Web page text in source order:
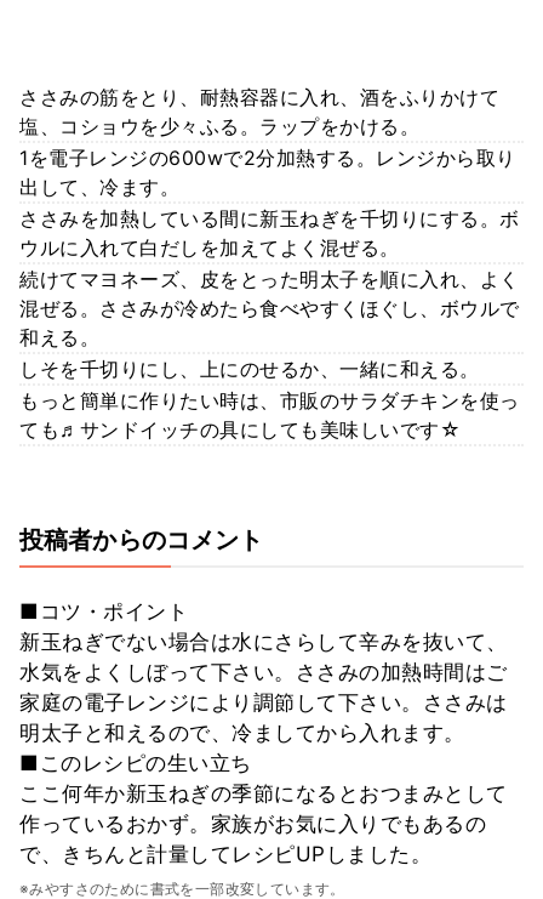
ささみの筋をとり、耐熱容器に入れ、酒をふりかけて
塩、コショウを少々ふる。ラップをかける。
1を電子レンジの600wで2分加熱する。レンジから取り
出して、冷ます。
ささみを加熱している間に新玉ねぎを千切りにする。ボ
ウルに入れて白だしを加えてよく混ぜる。
続けてマヨネーズ、皮をとった明太子を順に入れ、よく
混ぜる。ささみが冷めたら食べやすくほぐし、ボウルで
和える。
しそを千切りにし、上にのせるか、一緒に和える。
もっと簡単に作りたい時は、市販のサラダチキンを使っ
ても♬サンドイッチの具にしても美味しいです☆
投稿者からのコメント
■コツ・ポイント
新玉ねぎでない場合は水にさらして辛みを抜いて、
水気をよくしぼって下さい。ささみの加熱時間はご
家庭の電子レンジにより調節して下さい。ささみは
明太子と和えるので、冷ましてから入れます。
■このレシピの生い立ち
ここ何年か新玉ねぎの季節になるとおつまみとして
作っているおかず。家族がお気に入りでもあるの
で、きちんと計量してレシピUPしました。
※みやすさのために書式を一部改変しています。